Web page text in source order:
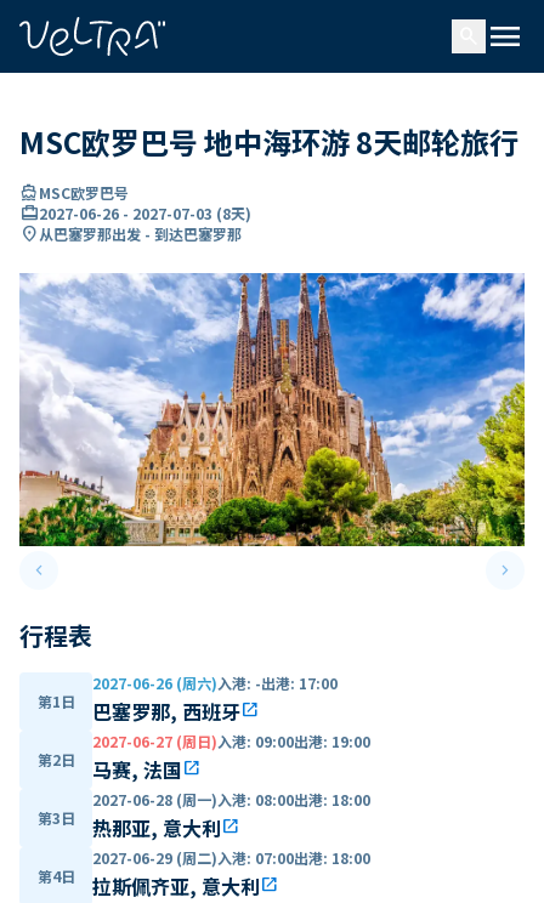
menu
MSC欧罗巴号 地中海环游 8天邮轮旅行
directions_boatMSC欧罗巴号
card_travel2027-06-26 - 2027-07-03 (8天)
location_on从巴塞罗那出发 - 到达巴塞罗那
keyboard_arrow_leftPrevious slide keyboard_arrow_right
行程表
第1日
2027-06-26 (周六)入港: -出港: 17:00
巴塞罗那, 西班牙open_in_new
第2日
2027-06-27 (周日)入港: 09:00出港: 19:00
马赛, 法国open_in_new
第3日
2027-06-28 (周一)入港: 08:00出港: 18:00
热那亚, 意大利open_in_new
第4日
2027-06-29 (周二)入港: 07:00出港: 18:00
拉斯佩齐亚, 意大利open_in_new